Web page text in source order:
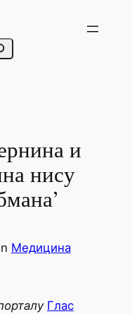
и
нису
Медицина
Глас